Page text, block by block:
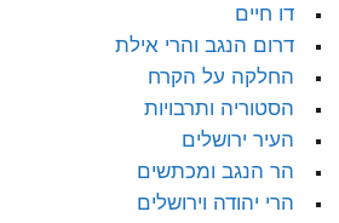
דו חיים
דרום הנגב והרי אילת
החלקה על הקרח
הסטוריה ותרבויות
העיר ירושלים
הר הנגב ומכתשים
הרי יהודה וירושלים